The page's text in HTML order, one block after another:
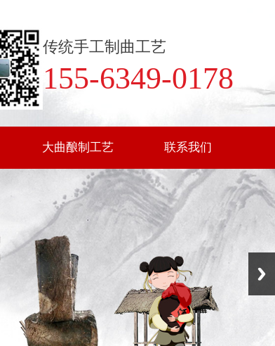
传统手工制曲工艺
155-6349-0178
大曲酿制工艺 联系我们